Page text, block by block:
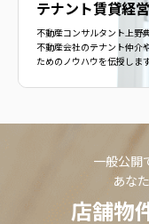
テナント賃貸経
不動産コンサルタント上野
不動産会社のテナント仲介
ためのノウハウを伝授しま
一般公開
あな
店舗物